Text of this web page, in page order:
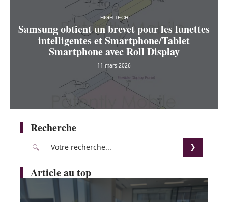
HIGH-TECH
Samsung obtient un brevet pour les lunettes
intelligentes et Smartphone/Tablet
Smartphone avec Roll Display
11 mars 2026
Recherche
Article au top